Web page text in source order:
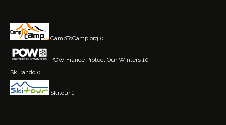
CampToCamp.org 0
POW France Protect Our Winters 10
Ski rando 0
Skitour1